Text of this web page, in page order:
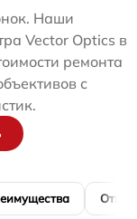
Наши
Vector Optics в
ремонта
с